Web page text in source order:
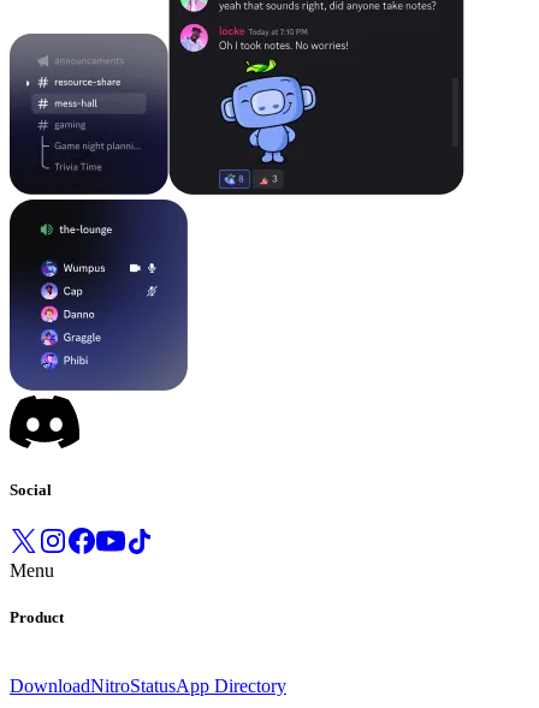
Social
Menu
Product
DownloadNitroStatusApp Directory